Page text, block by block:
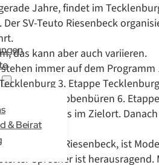
& Beirat
Jahre, findet im
SV-Teuto Riesenbeck
das kann aber auch variieren.
immer auf dem
3. Etappe
Dickenberg-Ibbenbüren 6.
treffen jeweils im Zielort.
gebracht.
SV-Teuto Riesenbeck, ist
Sprecher ist